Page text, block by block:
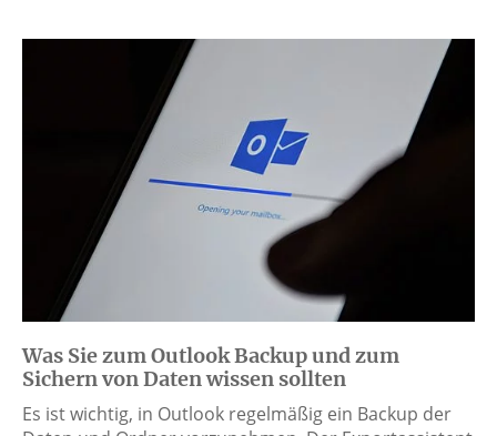
Was Sie zum Outlook Backup und zum
Sichern von Daten wissen sollten
Es ist wichtig, in Outlook regelmäßig ein Backup der